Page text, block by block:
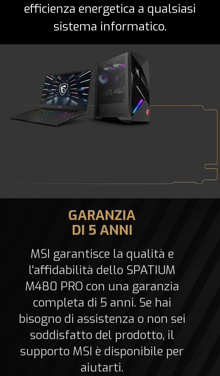
efficienza energetica a qualsiasi
sistema informatico.
GARANZIA
DI 5 ANNI
MSI garantisce la qualità e
l'affidabilità dello SPATIUM
M480 PRO con una garanzia
completa di 5 anni. Se hai
bisogno di assistenza o non sei
soddisfatto del prodotto, il
supporto MSI è disponibile per
aiutarti.